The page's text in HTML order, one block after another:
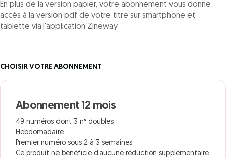
En plus de la version papier, votre abonnement vous donne
accès à la version pdf de votre titre sur smartphone et
tablette via l'application Zineway
CHOISIR VOTRE ABONNEMENT
Abonnement 12 mois
49 numéros dont 3 n° doubles
Hebdomadaire
Premier numéro sous 2 à 3 semaines
Ce produit ne bénéficie d’aucune réduction supplémentaire.